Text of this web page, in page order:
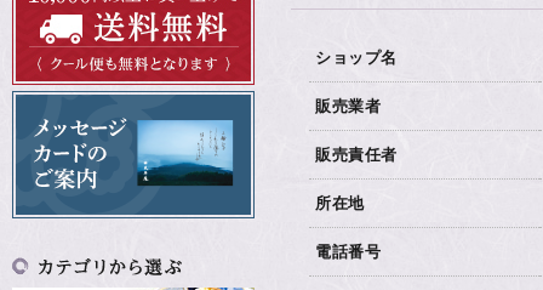
ショップ名
販売業者
販売責任者
所在地
電話番号